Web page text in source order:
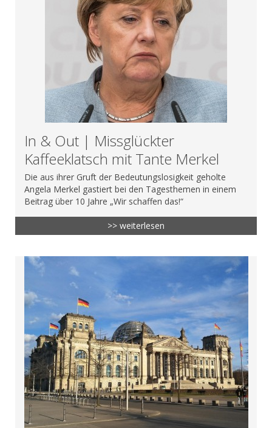
In & Out | Missglückter
Kaffeeklatsch mit Tante Merkel
Die aus ihrer Gruft der Bedeutungslosigkeit geholte
Angela Merkel gastiert bei den Tagesthemen in einem
Beitrag über 10 Jahre „Wir schaffen das!“
>> weiterlesen